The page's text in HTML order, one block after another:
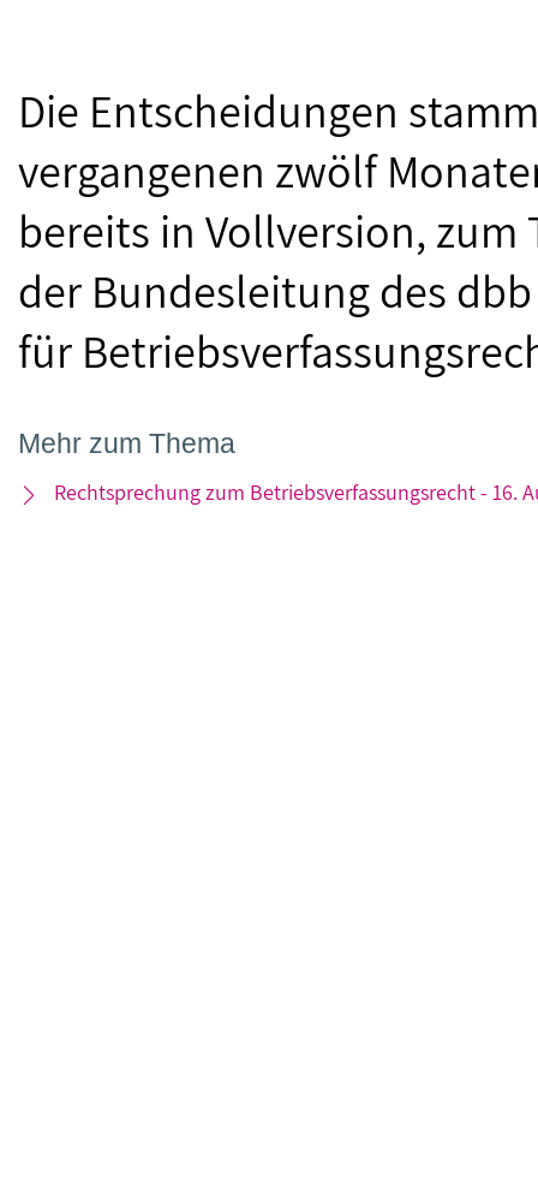
Die Entscheidungen
vergangenen zwölf
bereits in Vollversion,
der Bundesleitung des
für
Mehr zum Thema
Rechtsprechung zum Betriebsverfassungsrecht - 16.